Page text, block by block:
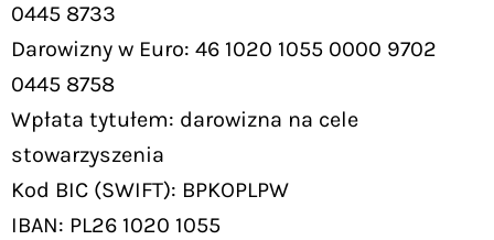
0445 8733
Darowizny w Euro: 46 1020 1055 0000 9702
0445 8758
Wpłata tytułem: darowizna na cele
stowarzyszenia
Kod BIC (SWIFT): BPKOPLPW
IBAN: PL26 1020 1055